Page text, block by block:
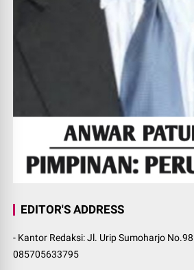
EDITOR'S ADDRESS
- Kantor Redaksi: Jl. Urip Sumoharjo
085705633795